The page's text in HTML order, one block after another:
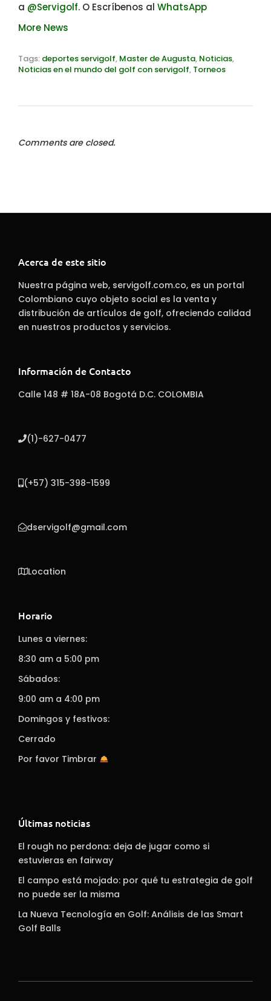
a @Servigolf. O Escríbenos al WhatsApp
More News
Tags: deportes servigolf, Master de Augusta, Noticias,
Noticias en el mundo del golf con servigolf, Torneos
Comments are closed.
Acerca de este sitio
Nuestra página web, servigolf.com.co, es un portal
Colombiano cuyo objeto social es la venta y
distribución de artículos de golf, ofreciendo calidad
en nuestros productos y servicios.
Información de Contacto
Calle 148 # 18A-08 Bogotá D.C. COLOMBIA
(1)-627-0477
(+57) 315-398-1599
dservigolf@gmail.com
Location
Horario
Lunes a viernes:
8:30 am a 5:00 pm
Sábados:
9:00 am a 4:00 pm
Domingos y festivos:
Cerrado
Por favor Timbrar
Últimas noticias
El rough no perdona: deja de jugar como si
estuvieras en fairway
El campo está mojado: por qué tu estrategia de golf
no puede ser la misma
La Nueva Tecnología en Golf: Análisis de las Smart
Golf Balls